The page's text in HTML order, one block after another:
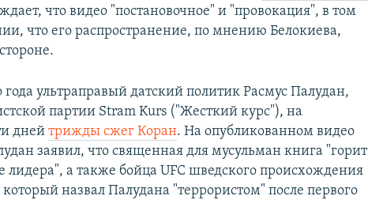
что видео "постановочное" и "провокация", в том
что его распространение, по мнению Белокиева,
года ультраправый датский политик Расмус Палудан,
партии Stram Kurs ("Жесткий курс"), на
дней трижды сжег Коран. На опубликованном видео
заявил, что священная для мусульман книга "горит
лидера", а также бойца UFC шведского происхождения
назвал Палудана "террористом" после первого